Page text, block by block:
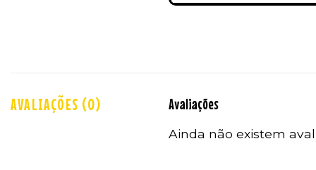
AVALIAÇÕES (0) Avaliações
Ainda não existem